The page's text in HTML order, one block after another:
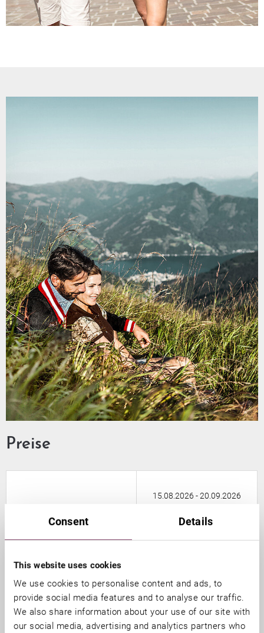
Consent Details
This website uses cookies
We use cookies to personalise content and ads, to
provide social media features and to analyse our traffic.
We also share information about your use of our site with
our social media, advertising and analytics partners who
Preise
15.08.2026 - 20.09.2026
Doppelzimmer de Luxe
Design Suite Hommage € 417,-
Panorama Suite